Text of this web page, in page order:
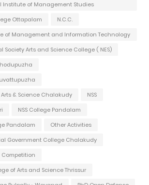
Institute of Management Studies
Ottapalam
N.C.C.
of Management and Information Technology
Society Arts and Science College ( NES)
& Science Chalakudy
NSS
NSS College Pandalam
Pandalam
Other Activities
Government College Chalakudy
Competition
of Arts and Science Thrissur